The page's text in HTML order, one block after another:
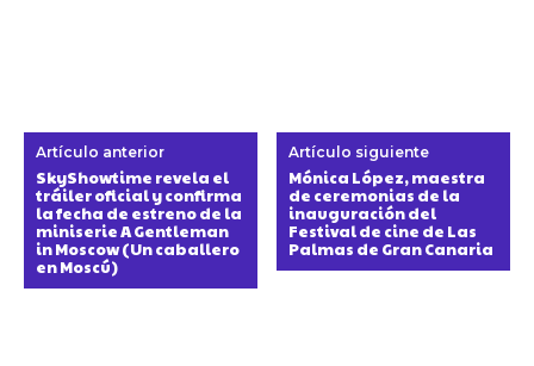
Artículo anterior
SkyShowtime revela el
tráiler oficial y confirma
la fecha de estreno de la
miniserie A Gentleman
in Moscow (Un caballero
en Moscú)
Artículo siguiente
Mónica López, maestra
de ceremonias de la
inauguración del
Festival de cine de Las
Palmas de Gran Canaria